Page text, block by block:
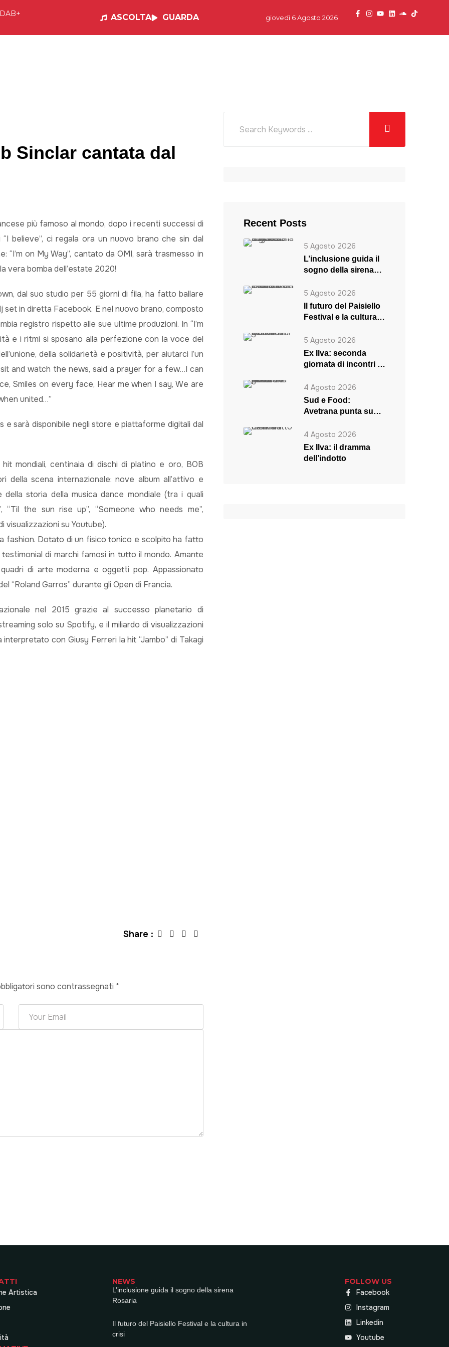
DAB+ ASCOLTA GUARDA giovedì 6 Agosto 2026
Sinclar cantata dal
più famoso al mondo, dopo i recenti successi di
believe”, ci regala ora un nuovo brano che sin dal
“I’m on My Way”, cantato da OMI, sarà trasmesso in
vera bomba dell’estate 2020!
dal suo studio per 55 giorni di fila, ha fatto ballare
set in diretta Facebook. E nel nuovo brano, composto
registro rispetto alle sue ultime produzioni. In “I’m
e i ritmi si sposano alla perfezione con la voce del
della solidarietà e positività, per aiutarci l’un
and watch the news, said a prayer for a few…I can
Smiles on every face, Hear me when I say, We are
united…”
e sarà disponibile negli store e piattaforme digitali dal
mondiali, centinaia di dischi di platino e oro, BOB
scena internazionale: nove album all’attivo e
storia della musica dance mondiale (tra i quali
“Til the sun rise up”, “Someone who needs me”,
visualizzazioni su Youtube).
fashion. Dotato di un fisico tonico e scolpito ha fatto
di marchi famosi in tutto il mondo. Amante
di arte moderna e oggetti pop. Appassionato
“Roland Garros” durante gli Open di Francia.
nel 2015 grazie al successo planetario di
solo su Spotify, e il miliardo di visualizzazioni
interpretato con Giusy Ferreri la hit “Jambo” di Takagi
Share :
sono contrassegnati *
Recent Posts
5 Agosto 2026
L’inclusione guida il
sogno della sirena
5 Agosto 2026
Il futuro del Paisiello
Festival e la cultura
5 Agosto 2026
Ex Ilva: seconda
giornata di incontri a
4 Agosto 2026
Sud e Food:
Avetrana punta su
4 Agosto 2026
Ex Ilva: il dramma
dell’indotto
Artistica
NEWS
L’inclusione guida il sogno della sirena
Rosaria
Il futuro del Paisiello Festival e la cultura in
crisi
FOLLOW US
Facebook
Instagram
Linkedin
Youtube